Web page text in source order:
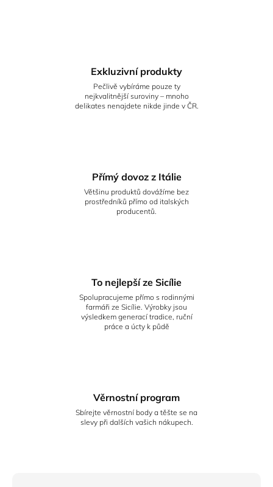
Exkluzivní produkty
Pečlivě vybíráme pouze ty
nejkvalitnější suroviny – mnoho
delikates nenajdete nikde jinde v ČR.
Přímý dovoz z Itálie
Většinu produktů dovážíme bez
prostředníků přímo od italských
producentů.
To nejlepší ze Sicílie
Spolupracujeme přímo s rodinnými
farmáři ze Sicílie. Výrobky jsou
výsledkem generací tradice, ruční
práce a úcty k půdě
Věrnostní program
Sbírejte věrnostní body a těšte se na
slevy při dalších vašich nákupech.